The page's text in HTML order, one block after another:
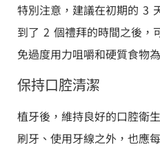
特別注意，建議在初期的 3
到了 2 個禮拜的時間之後，
免過度用力咀嚼和硬質食物
保持口腔清潔
植牙後，維持良好的口腔衛
刷牙、使用牙線之外，也應